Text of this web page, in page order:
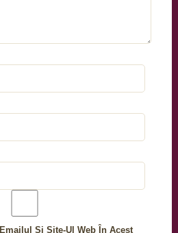
Și Site-Ul Web În Acest